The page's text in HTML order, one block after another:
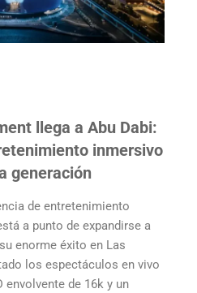
llega a Abu Dabi:
inmersivo
generación
de entretenimiento
a punto de expandirse a
enorme éxito en Las
los espectáculos en vivo
envolvente de 16k y un